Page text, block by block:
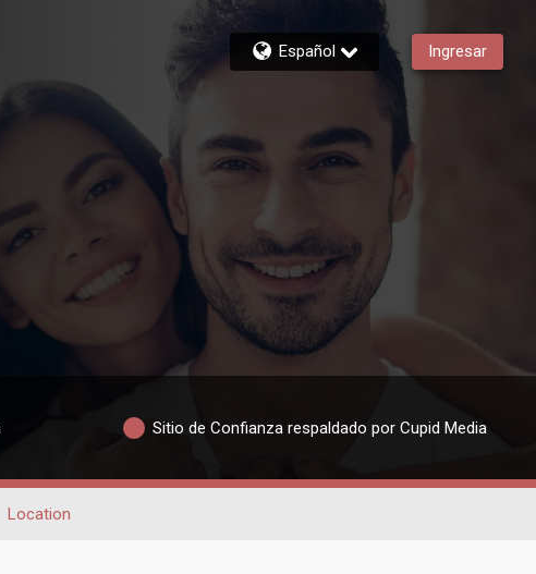
Español Ingresar
Sitio de Confianza respaldado por Cupid Media
Location